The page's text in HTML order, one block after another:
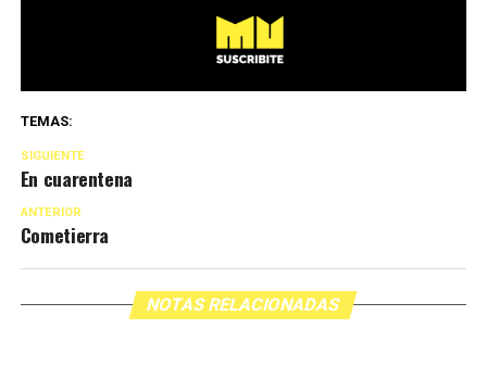
TEMAS:
SIGUIENTE
En cuarentena
ANTERIOR
Cometierra
NOTAS RELACIONADAS